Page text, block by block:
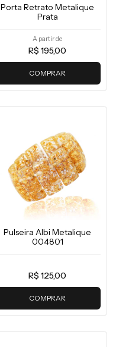
Porta Retrato Metalique
Prata
A partir de
R$ 195,00
COMPRAR
Pulseira Albi Metalique
004801
R$ 125,00
COMPRAR